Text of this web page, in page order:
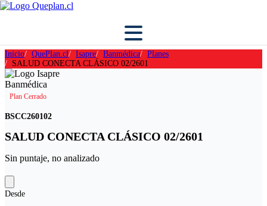
Inicio QuePlan.cl Isapre Banmédica
Planes
SALUD CONECTA CLÁSICO 02/2601
Plan Cerrado
BSCC260102
SALUD CONECTA CLÁSICO 02/2601
Sin puntaje, no analizado
Desde